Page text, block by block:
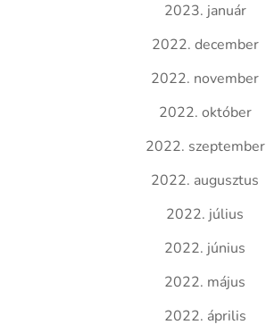
2023. január
2022. december
2022. november
2022. október
2022. szeptember
2022. augusztus
2022. július
2022. június
2022. május
2022. április